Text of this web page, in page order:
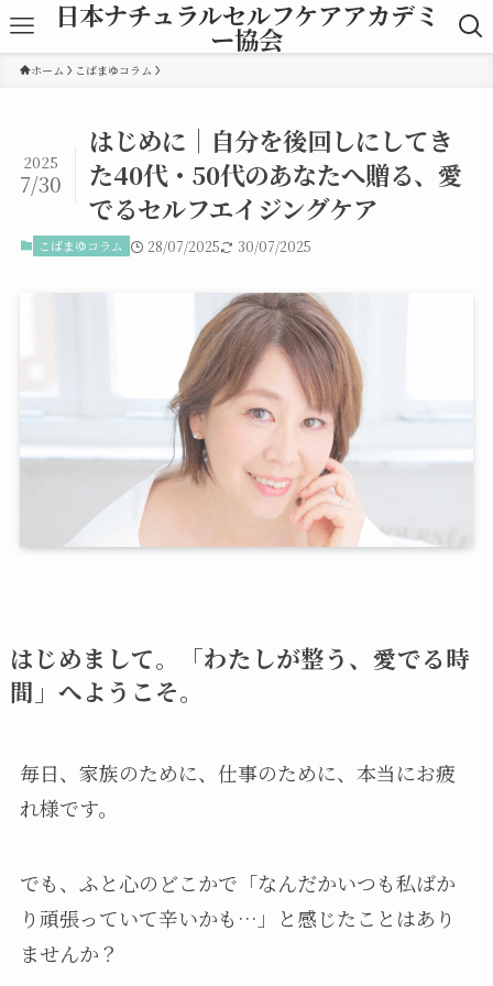
日本ナチュラルセルフケアアカデミ
ー協会
ホーム こばまゆコラム
はじめに｜自分を後回しにしてき
た40代・50代のあなたへ贈る、愛
でるセルフエイジングケア
2025
7/30
こばまゆコラム 28/07/2025 30/07/2025
はじめまして。「わたしが整う、愛でる時
間」へようこそ。
毎日、家族のために、仕事のために、本当にお疲
れ様です。
でも、ふと心のどこかで「なんだかいつも私ばか
り頑張っていて辛いかも…」と感じたことはあり
ませんか？